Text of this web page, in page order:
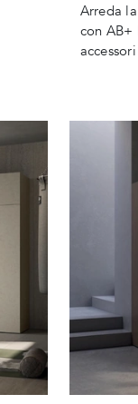
Arreda
con AB+